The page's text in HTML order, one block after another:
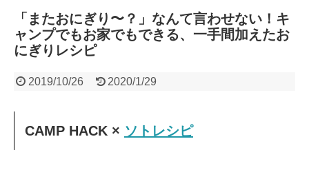
「またおにぎり〜？」なんて言わせない！キ
ャンプでもお家でもできる、一手間加えたお
にぎりレシピ
2019/10/26 2020/1/29
CAMP HACK × ソトレシピ